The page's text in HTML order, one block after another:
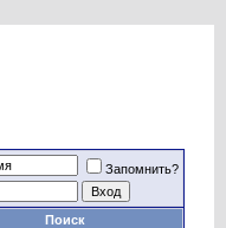
Запомнить?
Поиск